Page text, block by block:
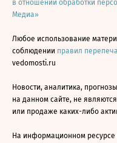
в отношении обработки
Медиа»
Любое использование
соблюдении правил
vedomosti.ru
Новости, аналитика,
на данном сайте, не
или продаже каких-либо
На информационном